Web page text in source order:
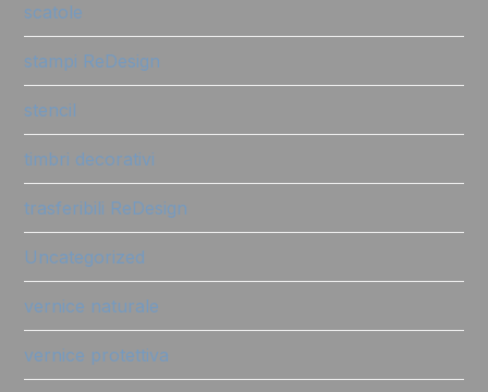
scatole
stampi ReDesign
stencil
timbri decorativi
trasferibili ReDesign
Uncategorized
vernice naturale
vernice protettiva